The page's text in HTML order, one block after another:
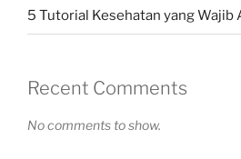
5 Tutorial Kesehatan yang Wajib
Recent Comments
No comments to show.